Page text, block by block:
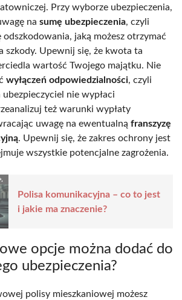
Przy wyborze ubezpieczenia,
na sumę ubezpieczenia, czyli
jaką możesz otrzymać
szkody. Upewnij się, że kwota ta
wartość Twojego majątku. Nie
wyłączeń odpowiedzialności, czyli
nie wypłaci
też warunki wypłaty
uwagę na ewentualną franszyzę
. Upewnij się, że zakres ochrony jest
wszystkie potencjalne zagrożenia.
Polisa komunikacyjna – co to jest
i jakie ma znaczenie?
opcje można dodać do
ubezpieczenia?
polisy mieszkaniowej możesz